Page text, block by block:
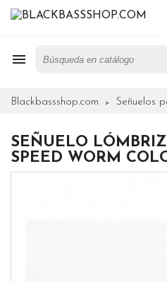

Blackbassshop.com Señuelos
SEÑUELO
SPEED WORM